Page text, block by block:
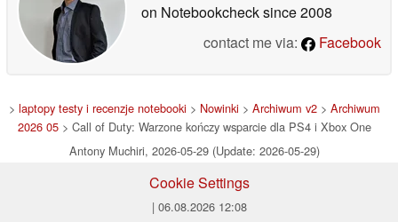
on Notebookchecksince 2008
contact me via:
Facebook
> laptopy testy i recenzje notebooki > Nowinki > Archiwum v2 > Archiwum
2026 05 > Call of Duty: Warzone kończy wsparcie dla PS4 i Xbox One
Antony Muchiri, 2026-05-29 (Update: 2026-05-29)
Cookie Settings
| 06.08.2026 12:08